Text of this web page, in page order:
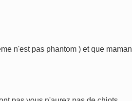
n'est pas phantom ) et que maman